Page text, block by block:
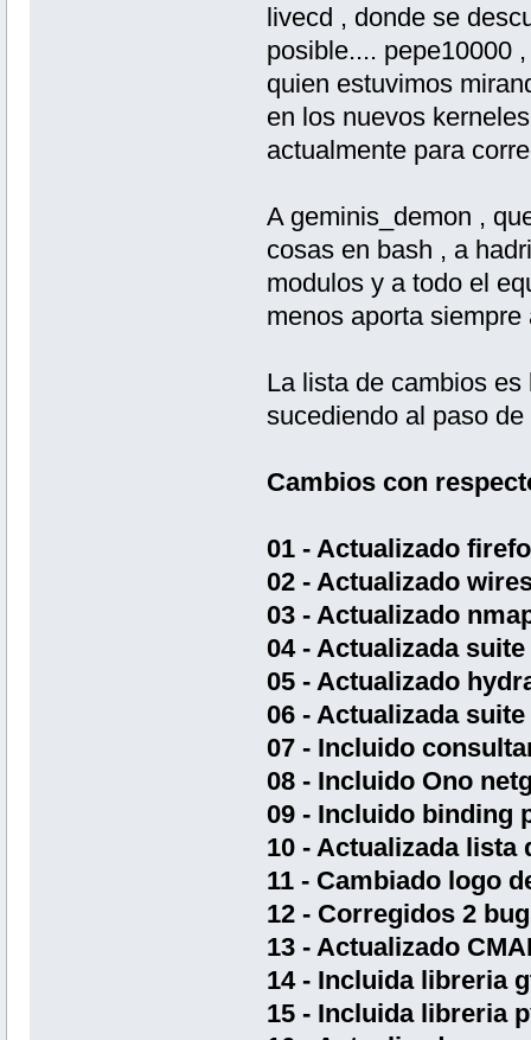
livecd , donde se
posible.... pepe10000
quien estuvimos
en los nuevos
actualmente para
A geminis_demon ,
cosas en bash , a
modulos y a todo el
menos aporta siempre
La lista de cambios
sucediendo al paso
Cambios con
01 - Actualizado
02 - Actualizado
03 - Actualizado
04 - Actualizada
05 - Actualizado
06 - Actualizada
07 - Incluido
08 - Incluido Ono
09 - Incluido binding
10 - Actualizada lista
11 - Cambiado logo
12 - Corregidos 2
13 - Actualizado
14 - Incluida libreria
15 - Incluida libreria